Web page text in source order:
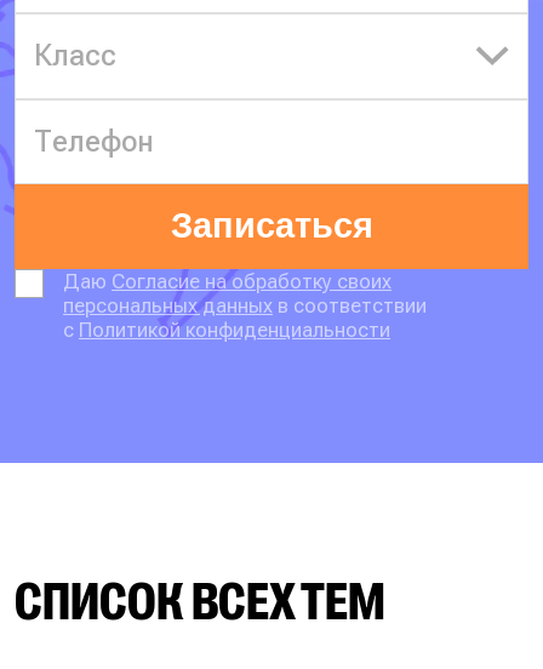
Класс
Записаться
Даю Согласие на обработку своих
персональных данных в соответствии
с Политикой конфиденциальности
СПИСОК ВСЕХ ТЕМ